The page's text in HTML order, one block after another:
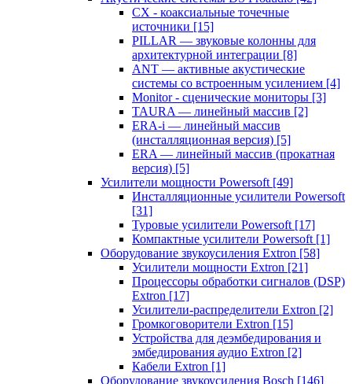
CX - коаксиальные точечные
источники [15]
PILLAR — звуковые колонны для
архитектурной интеграции [8]
ANT — активные акустические
системы со встроенным усилением [4]
Monitor - сценические мониторы [3]
TAURA — линейный массив [2]
ERA-i — линейный массив
(инсталляционная версия) [5]
ERA — линейный массив (прокатная
версия) [5]
Усилители мощности Powersoft [49]
Инсталляционные усилители Powersoft
[31]
Туровые усилители Powersoft [17]
Компактные усилители Powersoft [1]
Оборудование звукоусиления Extron [58]
Усилители мощности Extron [21]
Процессоры обработки сигналов (DSP)
Extron [17]
Усилители-распределители Extron [2]
Громкоговорители Extron [15]
Устройства для деэмбедирования и
эмбедирования аудио Extron [2]
Кабели Extron [1]
Оборудование звукоусиления Bosch [146]